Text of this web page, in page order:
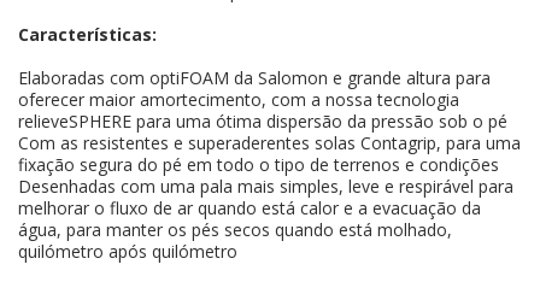
Características:
Elaboradas com optiFOAM da Salomon e grande altura para
oferecer maior amortecimento, com a nossa tecnologia
relieveSPHERE para uma ótima dispersão da pressão sob o pé
Com as resistentes e superaderentes solas Contagrip, para uma
fixação segura do pé em todo o tipo de terrenos e condições
Desenhadas com uma pala mais simples, leve e respirável para
melhorar o fluxo de ar quando está calor e a evacuação da
água, para manter os pés secos quando está molhado,
quilómetro após quilómetro